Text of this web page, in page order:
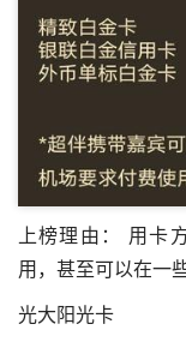
上榜理由： 用卡
用，甚至可以在一
光大阳光卡